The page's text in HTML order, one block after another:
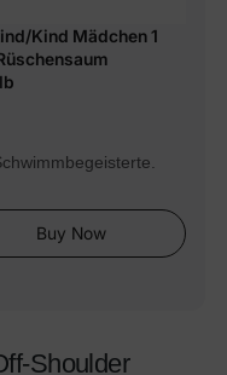
Kind Mädchen 1
Buy Now
Shoulder